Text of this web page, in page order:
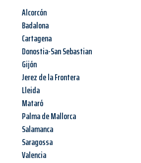
Alcorcón
Badalona
Cartagena
Donostia-San Sebastian
Gijón
Jerez de la Frontera
Lleida
Mataró
Palma de Mallorca
Salamanca
Saragossa
Valencia